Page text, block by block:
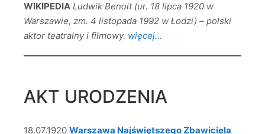
WIKIPEDIA Ludwik Benoit (ur. 18 lipca 1920 w
Warszawie, zm. 4 listopada 1992 w Łodzi) – polski
aktor teatralny i filmowy. więcej…
AKT URODZENIA
18.07.1920 Warszawa Najświętszego Zbawiciela